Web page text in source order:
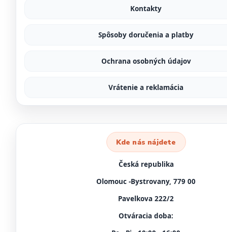
Kontakty
Spôsoby doručenia a platby
Ochrana osobných údajov
Vrátenie a reklamácia
Kde nás nájdete
Česká republika
Olomouc -Bystrovany, 779 00
Pavelkova 222/2
Otváracia doba: